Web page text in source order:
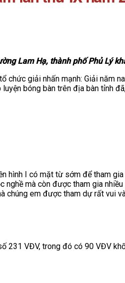
Lam Hạ, thành phố Phủ Lý
chức giải nhấn mạnh: Giải
bóng bàn trên địa bàn tỉnh
I có mặt từ sớm để tham
mà còn được tham gia
chúng em được tham dự rất vui
231 VĐV, trong đó có 90 VĐV